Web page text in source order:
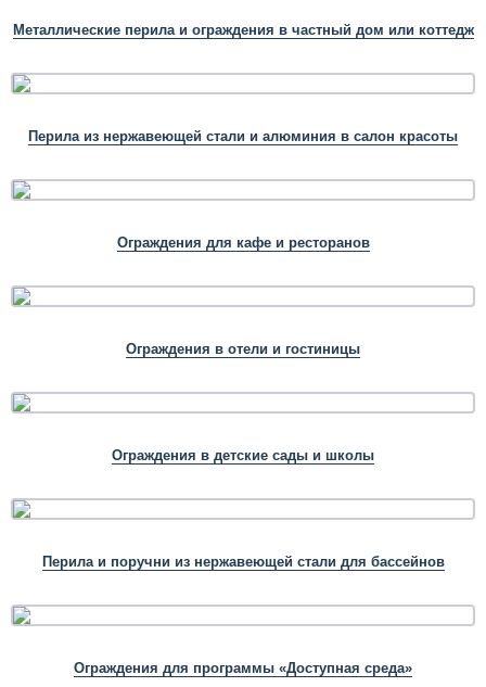
Металлические перила и ограждения в частный дом или коттедж
Перила из нержавеющей стали и алюминия в салон красоты
Ограждения для кафе и ресторанов
Ограждения в отели и гостиницы
Ограждения в детские сады и школы
Перила и поручни из нержавеющей стали для бассейнов
Ограждения для программы «Доступная среда»